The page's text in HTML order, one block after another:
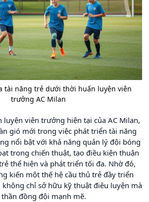
tài năng trẻ dưới thời huấn luyện viên
trưởng AC Milan
luyện viên trưởng hiện tại của AC Milan,
gió mới trong việc phát triển tài năng
nổi bật với khả năng quản lý đội bóng
trong chiến thuật, tạo điều kiện thuận
thể hiện và phát triển tối đa. Nhờ đó,
kiến một thế hệ cầu thủ trẻ đầy triển
chỉ sở hữu kỹ thuật điêu luyện mà
đồng đội mạnh mẽ.